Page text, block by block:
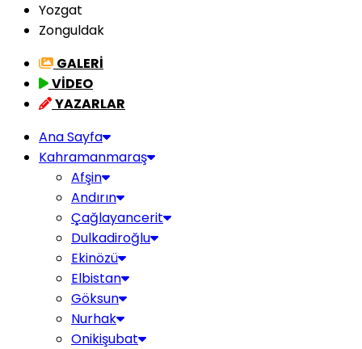
Yozgat
Zonguldak
GALERİ
VİDEO
YAZARLAR
Ana Sayfa
Kahramanmaraş
Afşin
Andırın
Çağlayancerit
Dulkadiroğlu
Ekinözü
Elbistan
Göksun
Nurhak
Onikişubat